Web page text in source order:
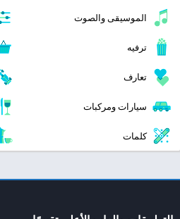
الموسيقى والصوت
ترفيه
تعارف
سيارات ومركبات
كلمات